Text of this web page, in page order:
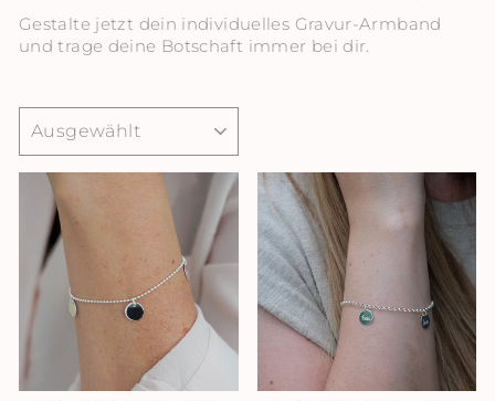
Gestalte jetzt dein individuelles Gravur-Armband
und trage deine Botschaft immer bei dir.